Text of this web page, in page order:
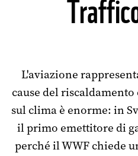
L'aviazione
cause del
sul clima è enorme: in
il primo emettitore di
perché il WWF chiede